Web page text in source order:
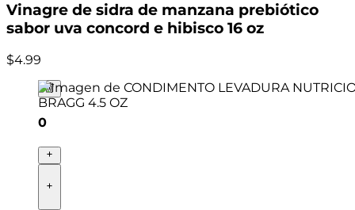
Vinagre de sidra de manzana prebiótico
sabor uva concord e hibisco 16 oz
$4.99
0